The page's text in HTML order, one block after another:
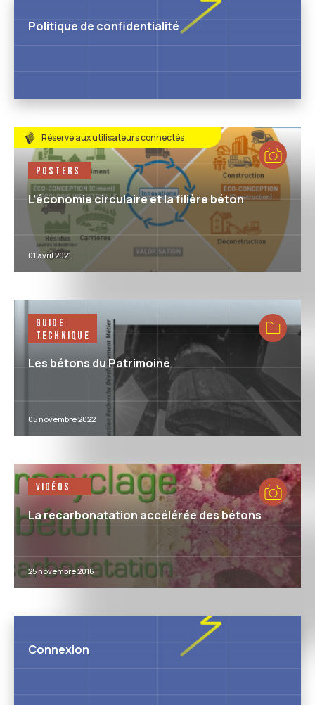
Politique de confidentialité
Réservé aux utilisateurs connectés
Posters
L’économie circulaire et la filière béton
01 avril 2021
Guide
Technique
Les bétons du Patrimoine
05 novembre 2022
Vidéos
La recarbonatation accélérée des bétons
25 novembre 2016
Connexion